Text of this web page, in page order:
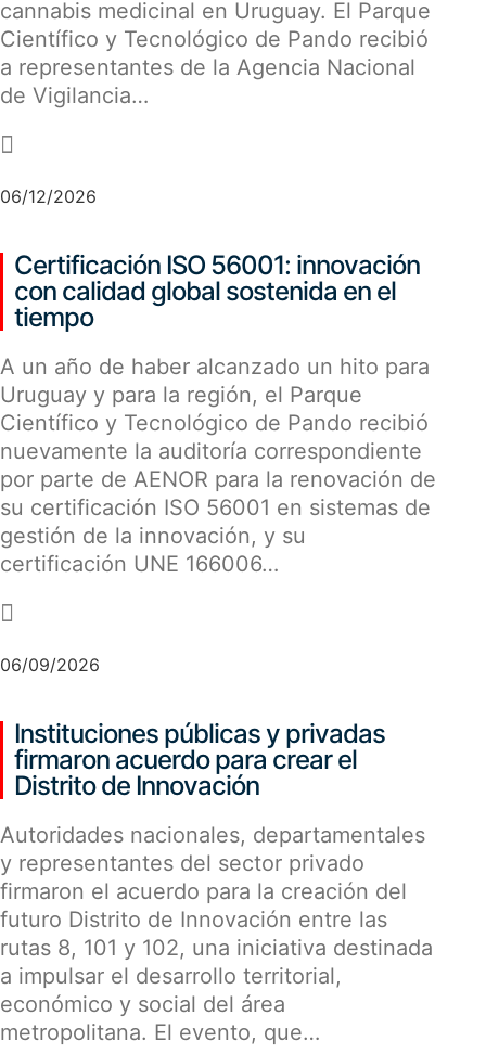
cannabis medicinal en Uruguay. El Parque
Científico y Tecnológico de Pando recibió
a representantes de la Agencia Nacional
de Vigilancia…
06/12/2026
Certificación ISO 56001: innovación
con calidad global sostenida en el
tiempo
A un año de haber alcanzado un hito para
Uruguay y para la región, el Parque
Científico y Tecnológico de Pando recibió
nuevamente la auditoría correspondiente
por parte de AENOR para la renovación de
su certificación ISO 56001 en sistemas de
gestión de la innovación, y su
certificación UNE 166006…
06/09/2026
Instituciones públicas y privadas
firmaron acuerdo para crear el
Distrito de Innovación
Autoridades nacionales, departamentales
y representantes del sector privado
firmaron el acuerdo para la creación del
futuro Distrito de Innovación entre las
rutas 8, 101 y 102, una iniciativa destinada
a impulsar el desarrollo territorial,
económico y social del área
metropolitana. El evento, que…